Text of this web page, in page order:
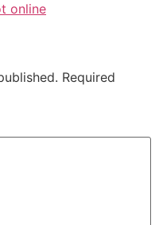
online
Required